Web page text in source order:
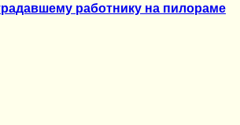
работнику на пилораме